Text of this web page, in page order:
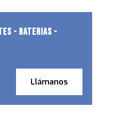
- BATERIAS -
Llámanos